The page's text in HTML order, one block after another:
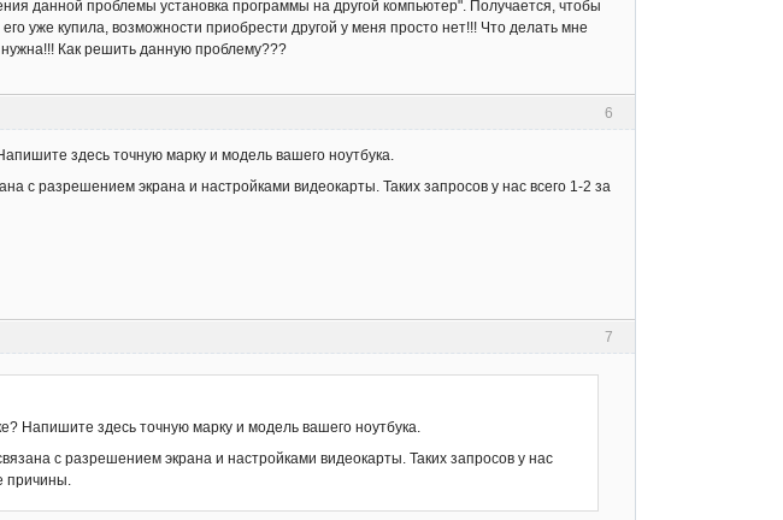
данной проблемы установка программы на другой компьютер". Получается, чтобы
уже купила, возможности приобрести другой у меня просто нет!!! Что делать мне
Как решить данную проблему???
6
здесь точную марку и модель вашего ноутбука.
с разрешением экрана и настройками видеокарты. Таких запросов у нас всего 1-2 за
7
Напишите здесь точную марку и модель вашего ноутбука.
с разрешением экрана и настройками видеокарты. Таких запросов у нас
причины.